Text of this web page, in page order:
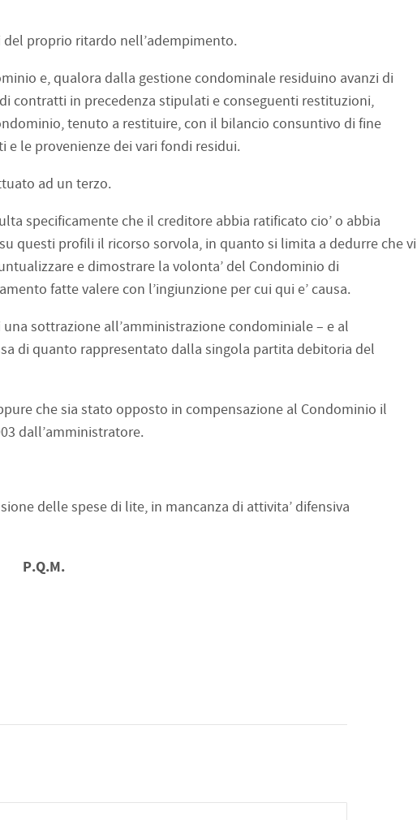
proprio ritardo nell’adempimento.
e, qualora dalla gestione condominale residuino avanzi di
contratti in precedenza stipulati e conseguenti restituzioni,
tenuto a restituire, con il bilancio consuntivo di fine
e le provenienze dei vari fondi residui.
ad un terzo.
specificamente che il creditore abbia ratificato cio’ o abbia
questi profili il ricorso sorvola, in quanto si limita a dedurre che vi
e dimostrare la volonta’ del Condominio di
fatte valere con l’ingiunzione per cui qui e’ causa.
sottrazione all’amministrazione condominiale – e al
di quanto rappresentato dalla singola partita debitoria del
che sia stato opposto in compensazione al Condominio il
dall’amministratore.
delle spese di lite, in mancanza di attivita’ difensiva
P.Q.M.